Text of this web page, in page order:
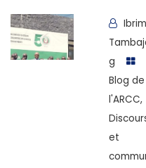
g
Blog de
l'ARCC,
et